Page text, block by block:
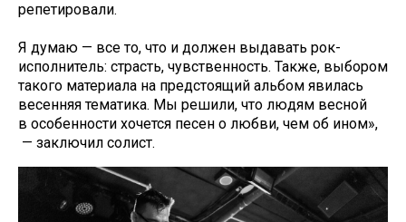
репетировали.
Я думаю — все то, что и должен выдавать рок-
исполнитель: страсть, чувственность. Также, выбором
такого материала на предстоящий альбом явилась
весенняя тематика. Мы решили, что людям весной
в особенности хочется песен о любви, чем об ином»,
— заключил солист.